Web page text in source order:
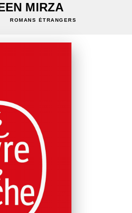
MIRZA
ROMANS ÉTRANGERS